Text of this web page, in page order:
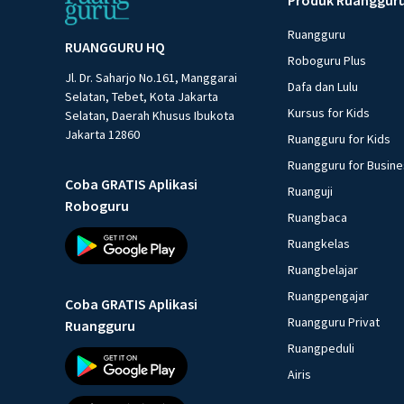
RUANGGURU HQ
Jl. Dr. Saharjo No.161, Manggarai
Selatan, Tebet, Kota Jakarta
Selatan, Daerah Khusus Ibukota
Jakarta 12860
Coba GRATIS Aplikasi
Roboguru
Coba GRATIS Aplikasi
Ruangguru
Ruangguru
Roboguru Plus
Dafa dan Lulu
Kursus for Kids
Ruangguru for Kids
Ruangguru for
Ruanguji
Ruangbaca
Ruangkelas
Ruangbelajar
Ruangpengajar
Ruangguru Privat
Ruangpeduli
Airis